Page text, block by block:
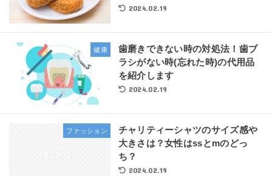
2024.02.19
健康
歯磨きできない時の対処法！歯ブ
ラシがない時(忘れた時)の代用品
を紹介します
2024.02.19
ファッション
チャリティーシャツのサイズ感や
大きさは？女性はssとmのどっ
ち？
2024.02.19